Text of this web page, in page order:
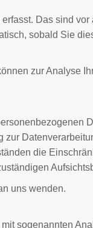
Das sind
sobald Sie
zur Analyse
die
uns wenden.
sogenannten